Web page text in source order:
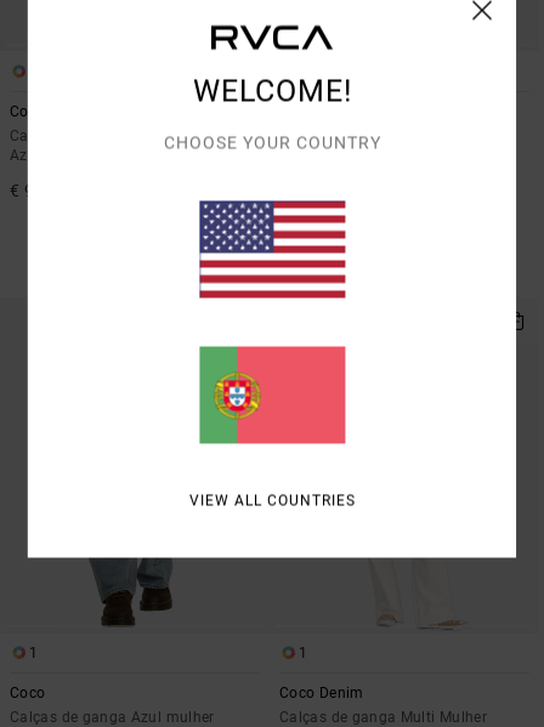
Coco
Calças de ganga de cintura subida
Azul Mulher
€ 95,00
Calças de ganga relaxed Preto
mulher
€ 68,40
OFERTAS
DUPLA PROMO 10% EXTRA
1
Coco
Calças de ganga Azul mulher
1
Coco Denim
Calças de ganga Multi Mulher
WELCOME!
CHOOSE YOUR COUNTRY
VIEW ALL COUNTRIES